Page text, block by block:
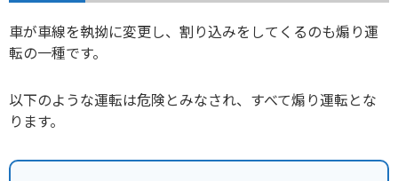
車が車線を執拗に変更し、割り込みをしてくるのも煽り運
転の一種です。
以下のような運転は危険とみなされ、すべて煽り運転とな
ります。